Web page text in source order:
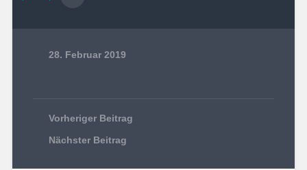
28. Februar 2019
Vorheriger Beitrag
Nächster Beitrag